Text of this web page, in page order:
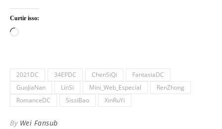
Curtir isso:
Carregando...
2021DC 34EPDC ChenSiQi
FantasiaDC
GuoJiaNan
LinSi Mini_Web_Especial
RenZhong
RomanceDC
SissiBao XinRuYi
By Wei Fansub